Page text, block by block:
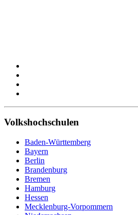
Volkshochschulen
Baden-Württemberg
Bayern
Berlin
Brandenburg
Bremen
Hamburg
Hessen
Mecklenburg-Vorpommern